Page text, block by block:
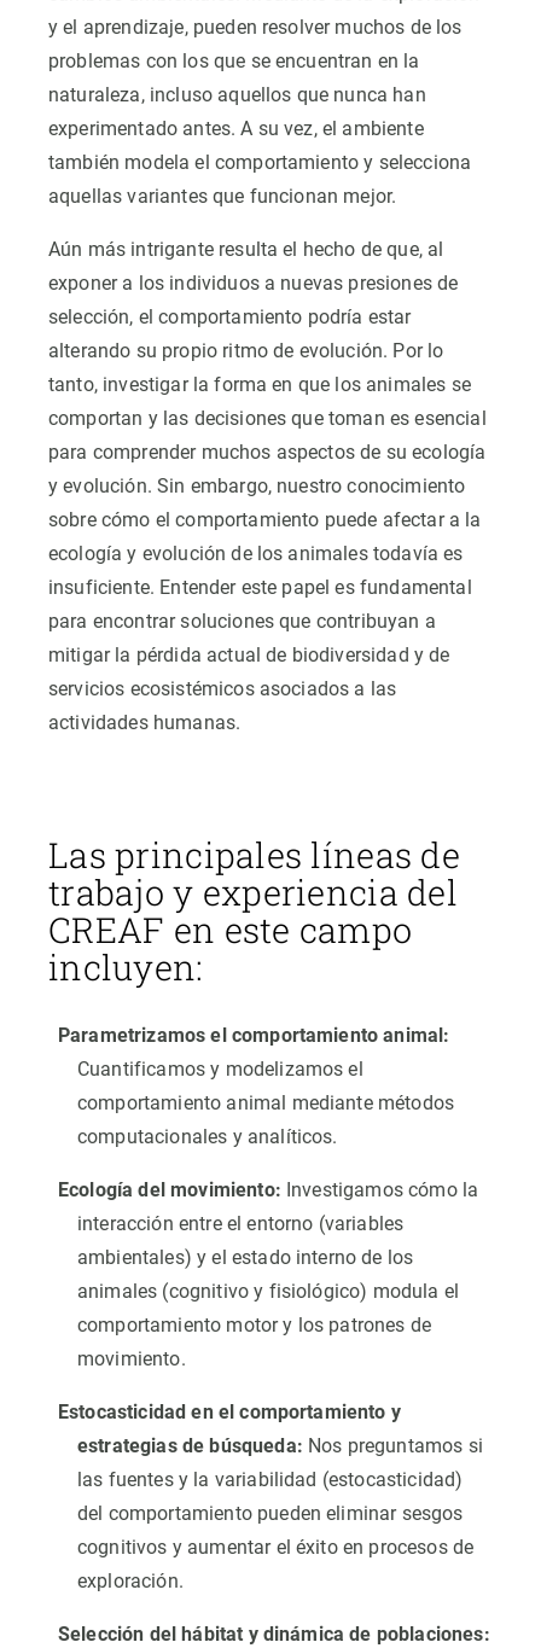
y el aprendizaje, pueden resolver muchos de los
problemas con los que se encuentran en la
naturaleza, incluso aquellos que nunca han
experimentado antes. A su vez, el ambiente
también modela el comportamiento y selecciona
aquellas variantes que funcionan mejor.
Aún más intrigante resulta el hecho de que, al
exponer a los individuos a nuevas presiones de
selección, el comportamiento podría estar
alterando su propio ritmo de evolución. Por lo
tanto, investigar la forma en que los animales se
comportan y las decisiones que toman es esencial
para comprender muchos aspectos de su ecología
y evolución. Sin embargo, nuestro conocimiento
sobre cómo el comportamiento puede afectar a la
ecología y evolución de los animales todavía es
insuficiente. Entender este papel es fundamental
para encontrar soluciones que contribuyan a
mitigar la pérdida actual de biodiversidad y de
servicios ecosistémicos asociados a las
actividades humanas.
Las principales líneas de
trabajo y experiencia del
CREAF en este campo
incluyen:
Parametrizamos el comportamiento animal:
Cuantificamos y modelizamos el
comportamiento animal mediante métodos
computacionales y analíticos.
Ecología del movimiento: Investigamos cómo la
interacción entre el entorno (variables
ambientales) y el estado interno de los
animales (cognitivo y fisiológico) modula el
comportamiento motor y los patrones de
movimiento.
Estocasticidad en el comportamiento y
estrategias de búsqueda: Nos preguntamos si
las fuentes y la variabilidad (estocasticidad)
del comportamiento pueden eliminar sesgos
cognitivos y aumentar el éxito en procesos de
exploración.
Selección del hábitat y dinámica de poblaciones: